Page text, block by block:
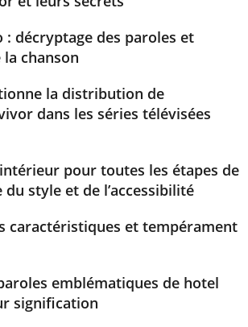
: décryptage des paroles et
chanson
la distribution de
dans les séries télévisées
pour toutes les étapes de
du style et de l’accessibilité
caractéristiques et tempérament
emblématiques de hotel
signification